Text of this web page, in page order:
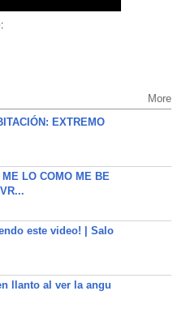
More
EXTREMO
LO COMO ME BE
este video! | Salo
llanto al ver la angu